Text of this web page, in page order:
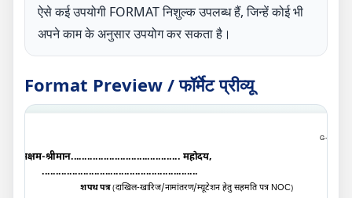
ऐसे कई उपयोगी FORMAT निशुल्क उपलब्ध हैं, जिन्हें कोई भी
अपने काम के अनुसार उपयोग कर सकता है।
Format Preview / फॉर्मेट प्रीव्यू
G-
सक्षम-श्रीमान........................................ महोदय,
.........................................................
शपथ पत्र(दाखिल-खारिज/नामांतरण/म्यूटेशन हेतु सहमति पत्रNOC)